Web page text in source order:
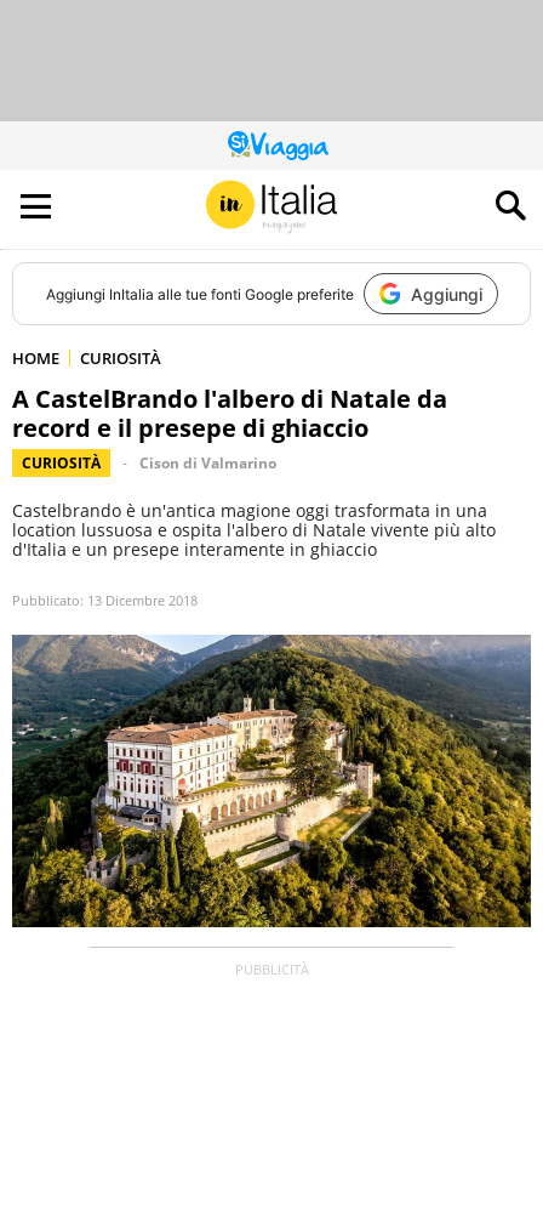
QUESTO
SITO
CONTRIBUISCE
ALL’AUDIENCE
DI
Aggiungi InItalia alle tue fonti Google preferite Aggiungi
HOME CURIOSITÀ
A CastelBrando l'albero di Natale da
record e il presepe di ghiaccio
CURIOSITÀ Cison di Valmarino
Castelbrando è un'antica magione oggi trasformata in una
location lussuosa e ospita l'albero di Natale vivente più alto
d'Italia e un presepe interamente in ghiaccio
Pubblicato: 13 Dicembre 2018